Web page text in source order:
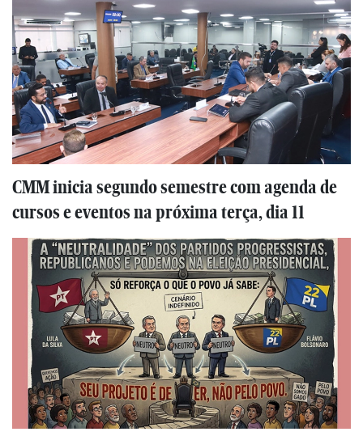
CMM inicia segundo semestre com agenda de
cursos e eventos na próxima terça, dia 11